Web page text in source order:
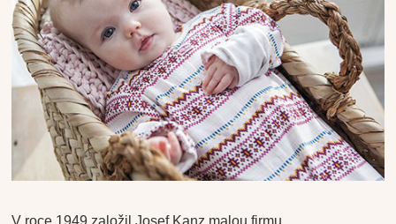
V roce 1949 založil Josef Kanz malou firmu